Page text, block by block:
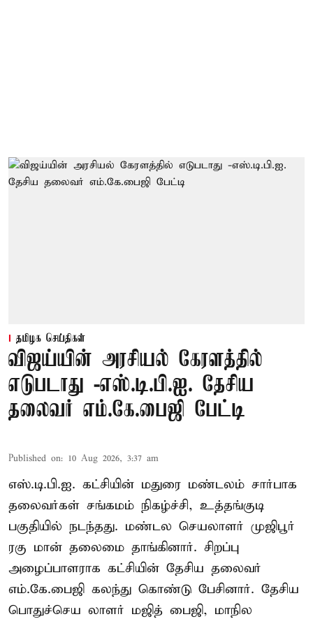
தமிழக செய்திகள்
விஜய்யின் அரசியல் கேரளத்தில்
எடுபடாது -எஸ்.டி.பி.ஐ. தேசிய
தலைவர் எம்.கே.பைஜி பேட்டி
Published on: 10 Aug 2026, 3:37 am
எஸ்.டி.பி.ஐ. கட்சியின் மதுரை மண்டலம் சார்பாக
தலைவர்கள் சங்கமம் நிகழ்ச்சி, உத்தங்குடி
பகுதியில் நடந்தது. மண்டல செயலாளர் முஜிபூர்
ரகு மான் தலைமை தாங்கினார். சிறப்பு
அழைப்பாளராக கட்சியின் தேசிய தலைவர்
எம்.கே.பைஜி கலந்து கொண்டு பேசினார். தேசிய
பொதுச்செய லாளர் மஜித் பைஜி, மாநில